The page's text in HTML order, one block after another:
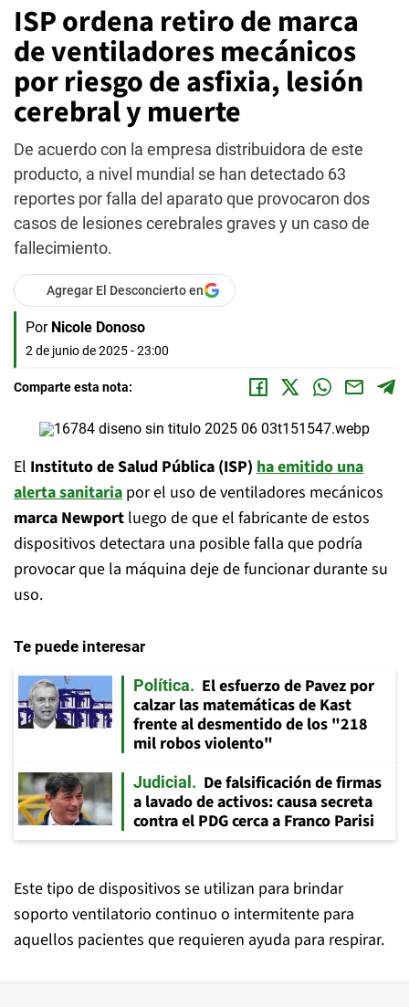
ISP ordena retiro de marca
de ventiladores mecánicos
por riesgo de asfixia, lesión
cerebral y muerte
De acuerdo con la empresa distribuidora de este
producto, a nivel mundial se han detectado 63
reportes por falla del aparato que provocaron dos
casos de lesiones cerebrales graves y un caso de
fallecimiento.
Agregar El Desconcierto en
Por Nicole Donoso
2 de junio de 2025 - 23:00
Comparte esta nota:
El Instituto de Salud Pública (ISP) ha emitido una
alerta sanitaria por el uso de ventiladores mecánicos
marca Newport luego de que el fabricante de estos
dispositivos detectara una posible falla que podría
provocar que la máquina deje de funcionar durante su
uso.
Te puede interesar
Política
El esfuerzo de Pavez por
calzar las matemáticas de Kast
frente al desmentido de los "218
mil robos violento"
Judicial
De falsificación de firmas
a lavado de activos: causa secreta
contra el PDG cerca a Franco Parisi
Este tipo de dispositivos se utilizan para brindar
soporto ventilatorio continuo o intermitente para
aquellos pacientes que requieren ayuda para respirar.